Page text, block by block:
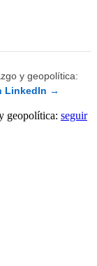
y geopolítica:
LinkedIn →
geopolítica: seguir